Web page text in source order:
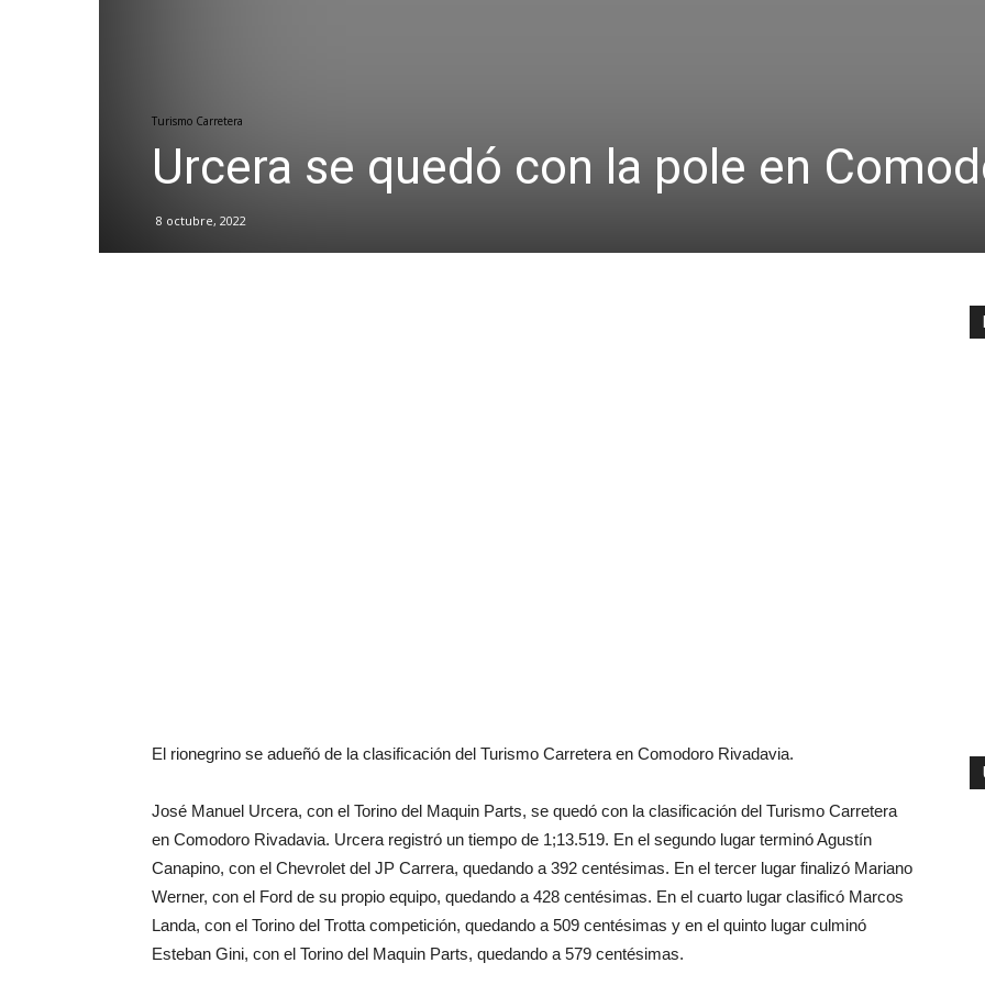
Turismo Carretera
Urcera se quedó con la pole en
8 octubre, 2022
El rionegrino se adueñó de la clasificación del Turismo Carretera en Comodoro Rivadavia.
José Manuel Urcera, con el Torino del Maquin Parts, se quedó con la clasificación del Turismo Carretera
en Comodoro Rivadavia. Urcera registró un tiempo de 1;13.519. En el segundo lugar terminó Agustín
Canapino, con el Chevrolet del JP Carrera, quedando a 392 centésimas. En el tercer lugar finalizó Mariano
Werner, con el Ford de su propio equipo, quedando a 428 centésimas. En el cuarto lugar clasificó Marcos
Landa, con el Torino del Trotta competición, quedando a 509 centésimas y en el quinto lugar culminó
Esteban Gini, con el Torino del Maquin Parts, quedando a 579 centésimas.